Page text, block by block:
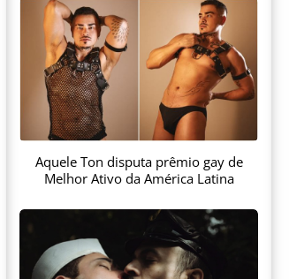
Aquele Ton disputa prêmio gay de
Melhor Ativo da América Latina